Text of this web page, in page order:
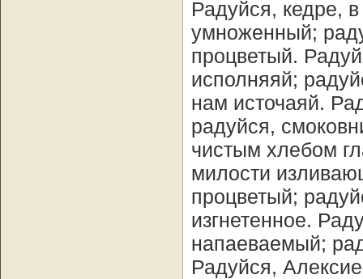
Радуйся, кедре,
умноженный;
процветый.
исполняяй;
нам источаяй.
радуйся,
чистым хлебом
милости
процветый;
изгнетенное.
напаеваемый;
Радуйся,